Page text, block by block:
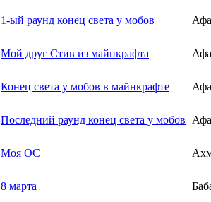
1-ый раунд конец света у мобов
Мой друг Cтив из майнкрафта
Конец света у мобов в майнкрафте
Последний раунд конец света у мобов
Моя ОС
8 марта